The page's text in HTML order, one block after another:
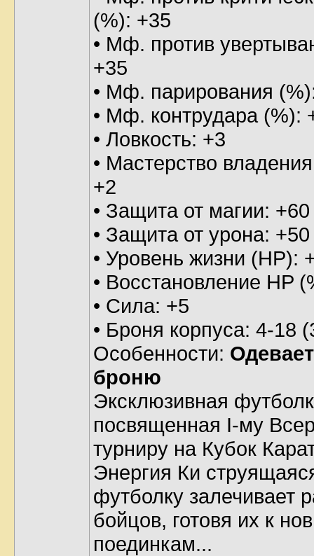
(%): +35
• Мф. против
+35
• Мф. парирования
• Мф. контрудара (%):
• Ловкость: +3
• Мастерство
+2
• Защита от магии: +60
• Защита от урона: +50
• Уровень жизни (HP):
• Восстановление HP
• Сила: +5
• Броня корпуса: 4-18
Особенности:
броню
Эксклюзивная
посвященная I-му
турниру на Кубок
Энергия Ки
футболку залечивает
бойцов, готовя их к
поединкам...